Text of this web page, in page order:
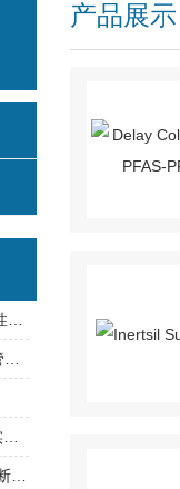
产品展示
Alpaqua磁力板能够有效处理各种规模的实验样品
MagSi-DX Pathogen生物试剂：为分子诊断实验室提供稳定可靠的检测支持